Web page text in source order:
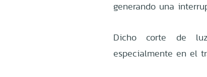
generando una
Dicho corte de
especialmente en el